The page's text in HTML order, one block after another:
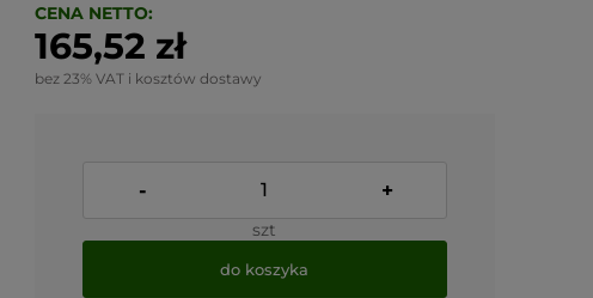
CENA NETTO:
165,52 zł
bez 23% VAT i kosztów dostawy
- +
szt
do koszyka